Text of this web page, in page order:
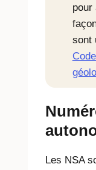
pour
sont
Les NSA